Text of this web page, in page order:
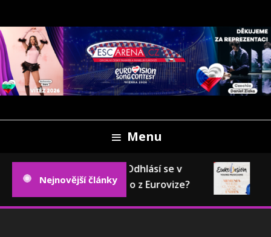
To
Content
ESCARENA.CZ
Menu
Nejnovější články
Eurovizní pokec: Odhlásí se v
příštím roce Česko z Eurovize?